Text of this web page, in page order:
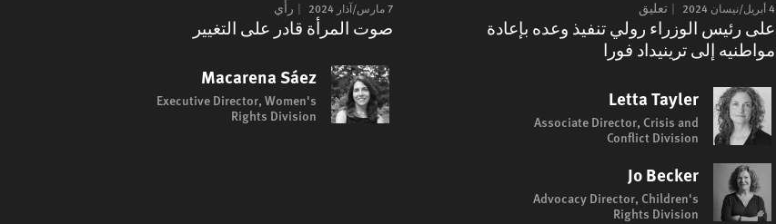
4 أبريل/نيسان 2024 تعليق
على رئيس الوزراء رولي تنفيذ وعده بإعادة
مواطنيه إلى ترينيداد فورا
Letta Tayler
Associate Director, Crisis and
Conflict Division
Jo Becker
Advocacy Director, Children's
Rights Division
7 مارس/آذار 2024 رأي
صوت المرأة قادر على التغيير
Macarena Sáez
Executive Director, Women's
Rights Division